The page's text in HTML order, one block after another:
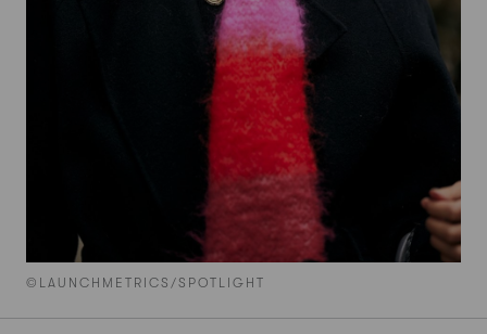
©LAUNCHMETRICS/SPOTLIGHT